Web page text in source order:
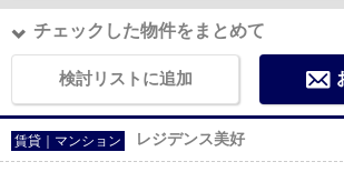
チェックした物件をまとめて
検討リストに追加
賃貸｜マンション レジデンス美好